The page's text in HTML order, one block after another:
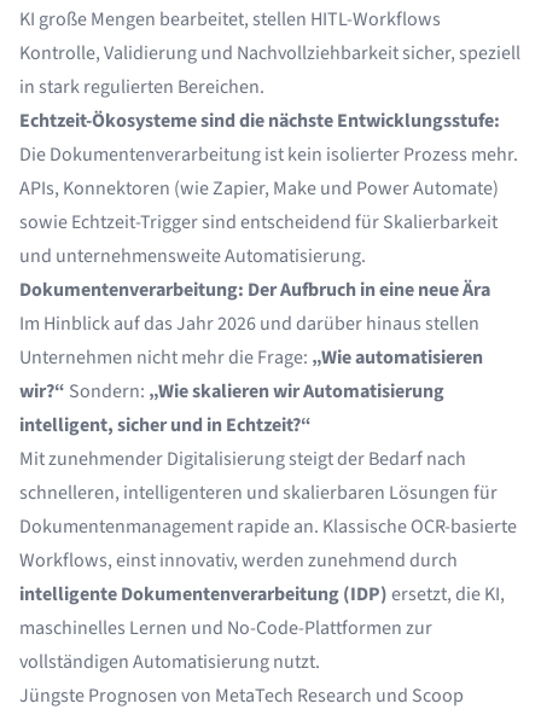
KI große Mengen bearbeitet, stellen HITL-Workflows
Kontrolle, Validierung und Nachvollziehbarkeit sicher, speziell
in stark regulierten Bereichen.
Echtzeit-Ökosysteme sind die nächste Entwicklungsstufe:
Die Dokumentenverarbeitung ist kein isolierter Prozess mehr.
APIs, Konnektoren (wie Zapier, Make und Power Automate)
sowie Echtzeit-Trigger sind entscheidend für Skalierbarkeit
und unternehmensweite Automatisierung.
Dokumentenverarbeitung: Der Aufbruch in eine neue Ära
Im Hinblick auf das Jahr 2026 und darüber hinaus stellen
Unternehmen nicht mehr die Frage: „Wie automatisieren
wir?“ Sondern: „Wie skalieren wir Automatisierung
intelligent, sicher und in Echtzeit?“
Mit zunehmender Digitalisierung steigt der Bedarf nach
schnelleren, intelligenteren und skalierbaren Lösungen für
Dokumentenmanagement rapide an. Klassische OCR-basierte
Workflows, einst innovativ, werden zunehmend durch
intelligente Dokumentenverarbeitung(IDP)ersetzt, die KI,
maschinelles Lernen und No-Code-Plattformen zur
vollständigen Automatisierung nutzt.
Jüngste Prognosen von MetaTech Research und Scoop